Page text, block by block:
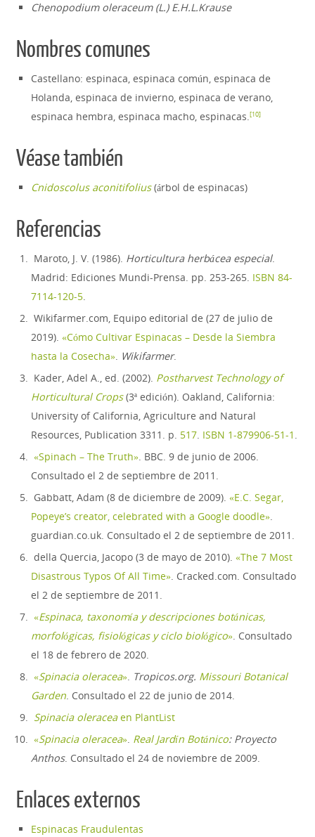
Chenopodium oleraceum (L.) E.H.L.Krause
Nombres comunes
Castellano: espinaca, espinaca común, espinaca de
Holanda, espinaca de invierno, espinaca de verano,
espinaca hembra, espinaca macho, espinacas.[10]
Véase también
Cnidoscolus aconitifolius(árbol de espinacas)
Referencias
Maroto, J. V. (1986). Horticultura herbácea especial.
Madrid: Ediciones Mundi-Prensa. pp. 253-265. ISBN 84-
7114-120-5.
Wikifarmer.com, Equipo editorial de (27 de julio de
2019).«Cómo Cultivar Espinacas – Desde la Siembra
hasta la Cosecha». Wikifarmer.
Kader, Adel A., ed. (2002). Postharvest Technology of
Horticultural Crops(3ª edición). Oakland, California:
University of California, Agriculture and Natural
Resources, Publication 3311. p. 517. ISBN 1-879906-51-1 .
«Spinach – The Truth». BBC. 9 de junio de 2006.
Consultado el 2 de septiembre de 2011 .
Gabbatt, Adam (8 de diciembre de 2009).«E.C. Segar,
Popeye’s creator, celebrated with a Google doodle».
guardian.co.uk. Consultado el 2 de septiembre de 2011 .
della Quercia, Jacopo (3 de mayo de 2010).«The 7 Most
Disastrous Typos Of All Time». Cracked.com. Consultado
el 2 de septiembre de 2011 .
«Espinaca, taxonomía y descripciones botánicas,
morfológicas, fisiológicas y ciclo biológico». Consultado
el 18 de febrero de 2020.
«Spinacia oleracea». Tropicos.org. Missouri Botanical
Garden. Consultado el 22 de junio de 2014.
Spinacia oleraceaen PlantList
«Spinacia oleracea». Real Jardín Botánico: Proyecto
Anthos. Consultado el 24 de noviembre de 2009.
Enlaces externos
Espinacas Fraudulentas